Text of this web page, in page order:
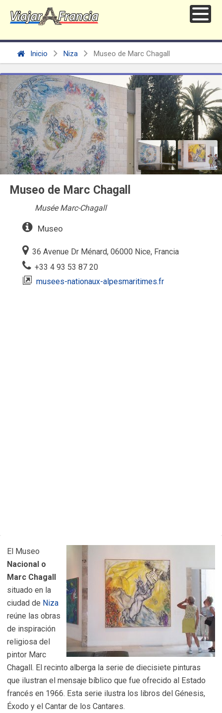
Inicio Niza Museo de Marc Chagall
Museo de Marc Chagall
Musée Marc-Chagall
Museo
36 Avenue Dr Ménard, 06000 Nice, Francia
+33 4 93 53 87 20
musees-nationaux-alpesmaritimes.fr
El Museo
Nacional o
Marc Chagall
situado en la
ciudad de Niza
reúne las obras
de inspiración
religiosa del
pintor Marc
Chagall. El recinto alberga la serie de diecisiete pinturas
que ilustran el mensaje bíblico que fue ofrecido al Estado
francés en 1966. Esta serie ilustra los libros del Génesis,
Éxodo y el Cantar de los Cantares.